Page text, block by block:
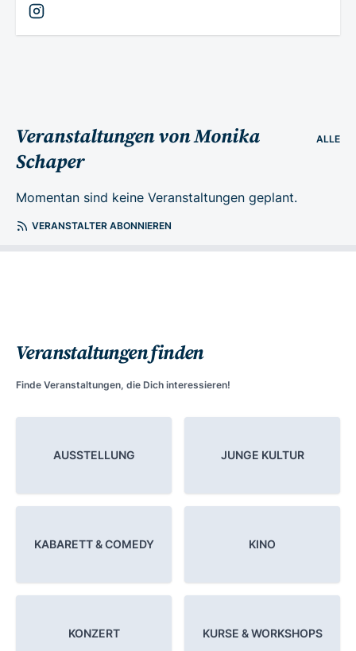
Veranstaltungen von Monika
Schaper
ALLE
Momentan sind keine Veranstaltungen geplant.
VERANSTALTER ABONNIEREN
Veranstaltungen finden
Finde Veranstaltungen, die Dich interessieren!
AUSSTELLUNG JUNGE KULTUR
KABARETT & COMEDY KINO
KONZERT KURSE & WORKSHOPS